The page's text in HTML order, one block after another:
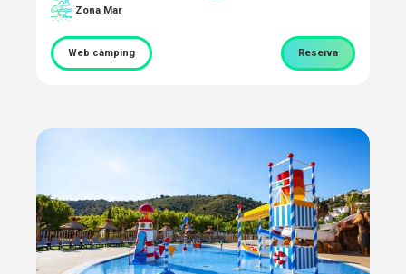
Zona Mar
Web càmping Reserva